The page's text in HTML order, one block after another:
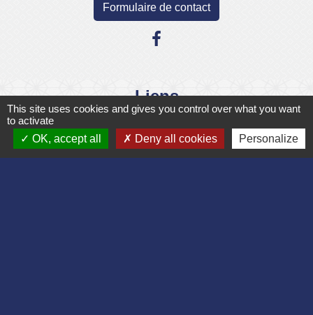
Formulaire de contact
Liens
Département de l'Aisne
Communauté d'agglomération du Pays
This site uses cookies and gives you control over what you want
to activate
OK, accept all
Deny all cookies Personalize